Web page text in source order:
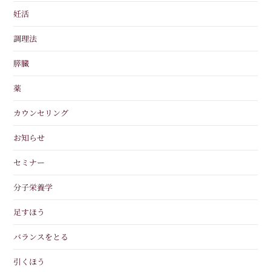
妊活
調理法
膵臓
薬
カウンセリング
お知らせ
セミナー
分子栄養学
足すほう
バランスをとる
引くほう